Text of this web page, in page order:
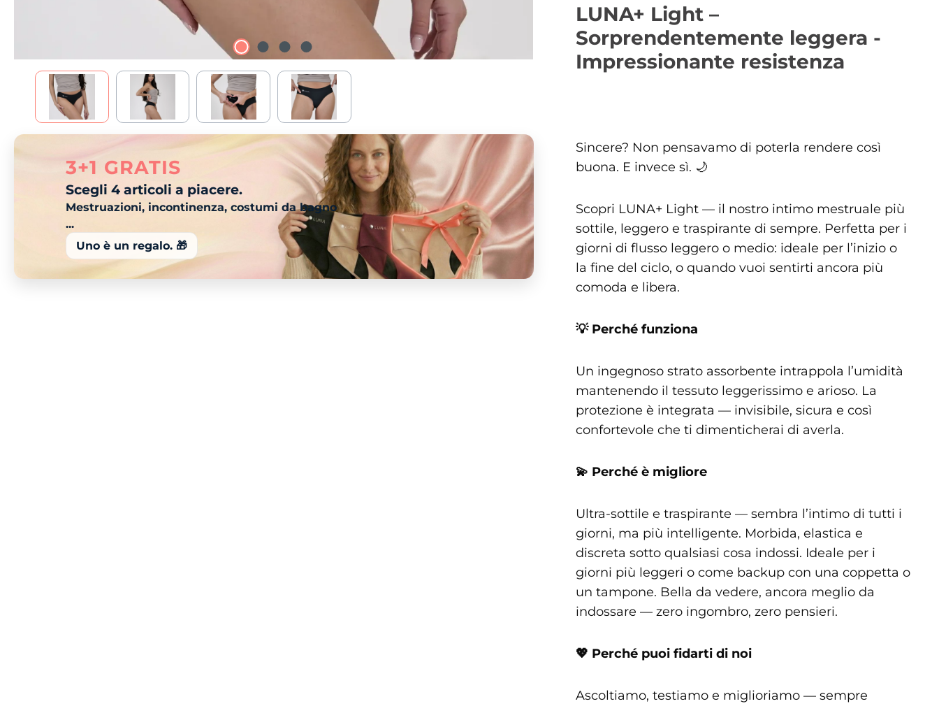
3+1 GRATIS
Scegli 4 articoli a piacere.
Mestruazioni, incontinenza, costumi da bagno
...
Uno è un regalo. 🎁
LUNA+ Light –
Sorprendentemente leggera -
Impressionante resistenza
Sincere? Non pensavamo di poterla rendere così
buona. E invece sì. 🌙
Scopri LUNA+ Light — il nostro intimo mestruale più
sottile, leggero e traspirante di sempre. Perfetta per i
giorni di flusso leggero o medio: ideale per l’inizio o
la fine del ciclo, o quando vuoi sentirti ancora più
comoda e libera.
💡 Perché funziona
Un ingegnoso strato assorbente intrappola l’umidità
mantenendo il tessuto leggerissimo e arioso. La
protezione è integrata — invisibile, sicura e così
confortevole che ti dimenticherai di averla.
💫 Perché è migliore
Ultra-sottile e traspirante — sembra l’intimo di tutti i
giorni, ma più intelligente. Morbida, elastica e
discreta sotto qualsiasi cosa indossi. Ideale per i
giorni più leggeri o come backup con una coppetta o
un tampone. Bella da vedere, ancora meglio da
indossare — zero ingombro, zero pensieri.
💖 Perché puoi fidarti di noi
Ascoltiamo, testiamo e miglioriamo — sempre